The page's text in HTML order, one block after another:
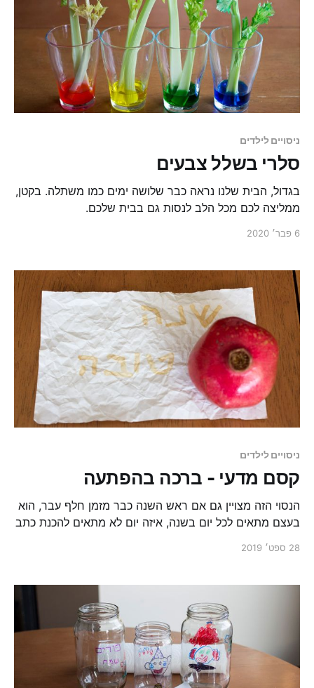
ניסויים לילדים
סלרי בשלל צבעים
בגדול, הבית שלנו נראה כבר שלושה ימים כמו משתלה. בקטן,
ממליצה לכם מכל הלב לנסות גם בבית שלכם.
6 פבר׳ 2020
ניסויים לילדים
קסם מדעי - ברכה בהפתעה
הנסוי הזה מצויין גם אם ראש השנה כבר מזמן חלף עבר, הוא
בעצם מתאים לכל יום בשנה, איזה יום לא מתאים להכנת כתב
28 ספט׳ 2019